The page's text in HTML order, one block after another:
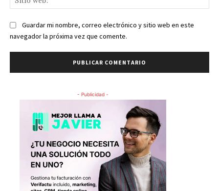
Guardar mi nombre, correo electrónico y sitio web en este
navegador la próxima vez que comente.
- Publicidad -